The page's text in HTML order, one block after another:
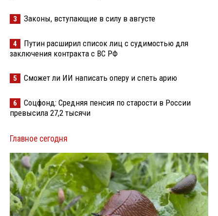
3 Законы, вступающие в силу в августе
4
Путин расширил список лиц с судимостью для
заключения контракта с ВС РФ
5 Сможет ли ИИ написать оперу и спеть арию
6
Соцфонд: Средняя пенсия по старости в России
превысила 27,2 тысячи
Главное сегодня